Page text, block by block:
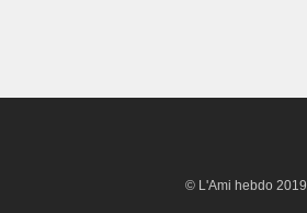
© L'Ami hebdo 2019